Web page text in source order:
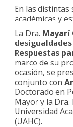
En las
académicas y
La Dra. Mayarí
Respuestas
marco de su
ocasión, se
conjunto con
Doctorado en
Mayor y la Dra.
Universidad
(UAHC).